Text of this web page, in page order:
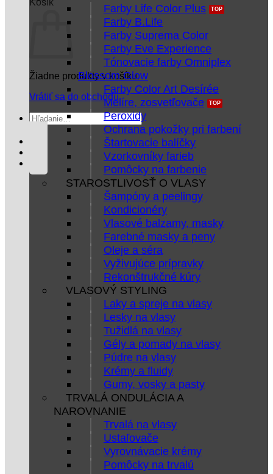
Košík
Žiadne produkty v košíku.
Vrátiť sa do obchodu
Hľadať:
Farby Life Color Plus
Farby B.Life
Farby Suprema Color
Farby Eve Experience
Tónovacie farby Omniplex
Blossom Glow
Farby Color Art Desírée
Melíre, zosvetľovače
Peroxidy
Ochrana pokožky pri farbení
Štartovacie balíčky
Vzorkovníky farieb
Pomôcky na farbenie
STAROSTLIVOSŤ O VLASY
Šampóny a peelingy
Kondicionéry
Vlasové balzamy, masky
Farebné masky a peny
Oleje a séra
Vyživujúce prípravky
Rekonštrukčné kúry
VLASOVÝ STYLING
Laky a spreje na vlasy
Lesky na vlasy
Tužidlá na vlasy
Gély a pomady na vlasy
Púdre na vlasy
Krémy a fluidy
Gumy, vosky a pasty
TRVALÁ ONDULÁCIA A
NAROVNANIE
Trvalá na vlasy
Ustaľovače
Vyrovnávacie krémy
Pomôcky na trvalú